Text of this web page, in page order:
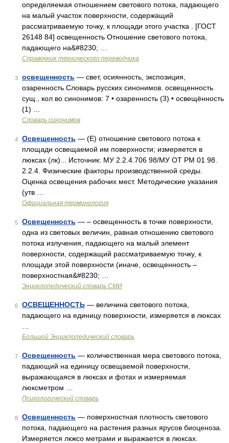
определяемая отношением светового потока, падающего
на малый участок поверхности, содержащий
рассматриваемую точку, к площади этого участка . [ГОСТ
26148 84] освещенность Отношение светового потока,
падающего на&#8230; …
Справочник технического переводчика
3 освещенность — свет, осиянность, экспозиция,
озаренность Словарь русских синонимов. освещенность
сущ., кол во синонимов: 7 • озаренность (3) • освещённость
(1) …
Словарь синонимов
4 Освещенность — (E) отношение светового потока к
площади освещаемой им поверхности; измеряется в
люксах (лк)... Источник: МУ 2.2.4.706 98/МУ ОТ РМ 01 98.
2.2.4. Физические факторы производственной среды.
Оценка освещения рабочих мест. Методические указания
(утв …
Официальная терминология
5 Освещенность — – освещенность в точке поверхности,
одна из световых величин, равная отношению светового
потока излучения, падающего на малый элемент
поверхности, содержащий рассматриваемую точку, к
площади этой поверхности (иначе, освещенность –
поверхностная&#8230; …
Энциклопедический словарь СМИ
6 ОСВЕЩЕННОСТЬ — величина светового потока,
падающего на единицу поверхности, измеряется в люксах
Большой Энциклопедический словарь
7 Освещенность — количественная мера светового потока,
падающий на единицу освещаемой поверхности,
выражающаяся в люксах и фотах и измеряемая
люксметром …
Психологический словарь
8 Освещенность — поверхностная плотность светового
потока, падающего на растения разных ярусов биоценоза.
Измеряется лкжсо метрами и выражается в люксах.